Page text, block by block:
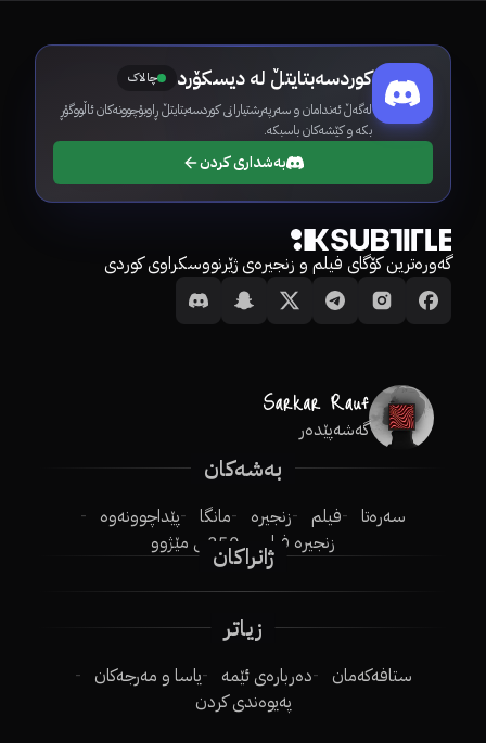
کوردسەبتایتڵ لە دیسکۆرد چالاک
لەگەڵ ئەندامان و سەرپەرشتیارانی کوردسەبتایتڵ ڕاوبۆچوونەکان ئاڵووگۆڕ
بکە و کێشەکان باسبکە.
بەشداری کردن
گەورەترین کۆگای فیلم و زنجیرەی ژێرنووسکراوی کوردی
گەشەپێدەر
بەشەکان
سەرەتا فیلم زنجیرە مانگا
پێداچوونەوە
زنجیرە فیلم
250ـی مێژوو
ژانراکان
زیاتر
ستافەکەمان دەربارەی ئێمە
یاسا و مەرجەکان
پەیوەندی کردن